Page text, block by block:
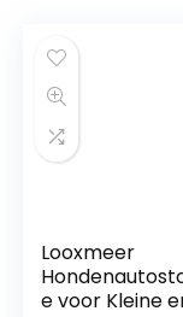
Looxmeer
e voor Kleine